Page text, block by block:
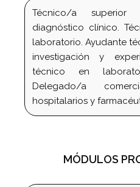
Técnico/a
diagnóstico clínico.
laboratorio. Ayudante
investigación y
técnico en
Delegado/a
hospitalarios y
MÓDULOS